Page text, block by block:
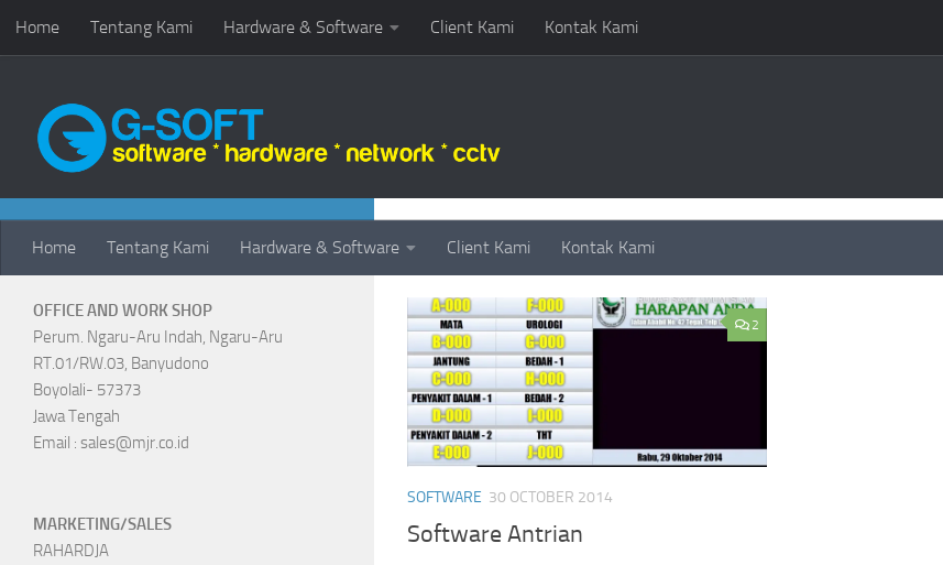
Skip to content
Home Tentang Kami Hardware & Software Client Kami Kontak Kami
Home Tentang Kami Hardware & Software Client Kami Kontak Kami
2
SOFTWARE 30 OCTOBER 2014
Software Antrian
OFFICE AND WORK SHOP
Perum. Ngaru-Aru Indah, Ngaru-Aru
RT.01/RW.03, Banyudono
Boyolali- 57373
Jawa Tengah
Email : sales@mjr.co.id
MARKETING/SALES
RAHARDJA